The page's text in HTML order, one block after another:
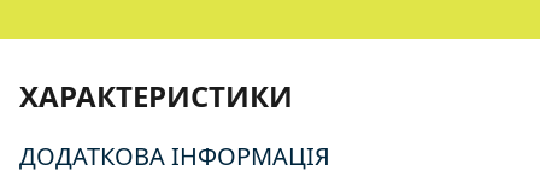
ХАРАКТЕРИСТИКИ
ДОДАТКОВА ІНФОРМАЦІЯ